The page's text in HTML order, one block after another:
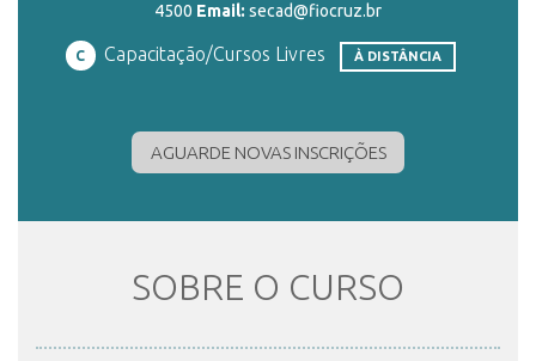
DOCUMENTOS
INSCRIÇÃO E SELEÇÃO
4500 Email: secad@fiocruz.br
C Capacitação/Cursos Livres À DISTÂNCIA
AGUARDE NOVAS INSCRIÇÕES
SOBRE O CURSO